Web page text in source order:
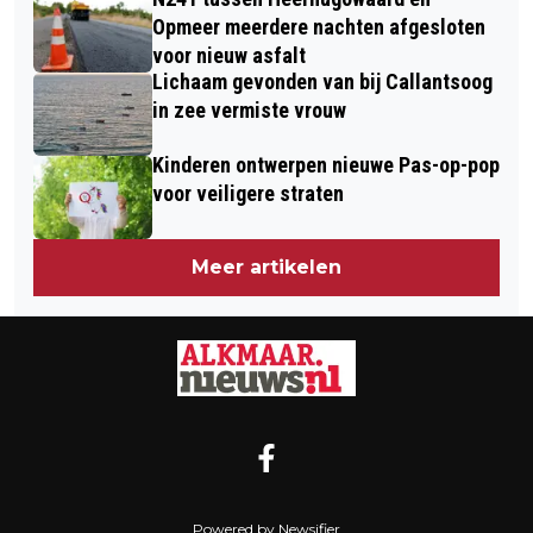
TRICERATOPS
ALKMAAR PRIDE OP ZATERDAG 25
MEI
Opmeer meerdere nachten afgesloten
voor nieuw asfalt
Lichaam gevonden van bij Callantsoog
in zee vermiste vrouw
Kinderen ontwerpen nieuwe Pas-op-pop
voor veiligere straten
Meer artikelen
Powered by Newsifier